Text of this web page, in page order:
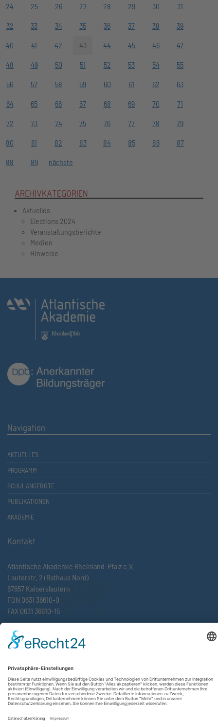
24 25 26 27 28 29 30 31
32 33 34 35 36 37 38 39
40 41 42 43 44 45 46 47
48 49 50 51 52 53 54 55
56 57 58 59 60 61 62 63
64 65 66 67 68 69 70 71
72 73 74 75 76 77 78 79
80 81 82 83 84 85 86 87
88 89 nächste
ARCHIVKATEGORIEN
Aktuelles
Elections 2024
Veranstaltungsberichte
Medien
Hinweise
Navigation
AKTUELLES
PROGRAMM
SCHULANGEBOTE
PUBLIKATIONEN
AKADEMIE
Kontakt
Atlantische Akademie Rheinland-Pfalz e.V.
Lauterstr. 2 (Rathaus Nord)
67657 Kaiserslautern
FON 0631 36610-0
FAX 0631 36610-15
©2026 Atlantische Akademie Rheinland-Pfalz e. V. |
Impressum|Datenschutzerklärung|AGB|Newsletter|
Cookie-Einstellungen